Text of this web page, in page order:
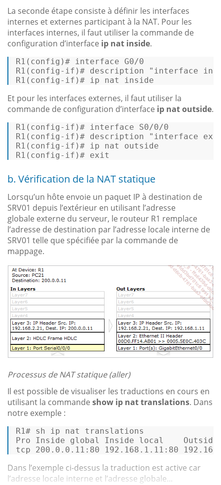
La seconde étape consiste à définir les interfaces
internes et externes participant à la NAT. Pour les
interfaces internes, il faut utiliser la commande de
configuration d’interface ip nat inside.
R1 (config)# interface G0/0
R1 (config- if )# description
"interface
R1 (config- if )# ip nat inside
Et pour les interfaces externes, il faut utiliser la
commande de configuration d’interface ip nat outside.
R1( config - if )# interface S0/0/0
R1( config - if )# description
"interface
R1( config - if )# ip nat outside
R1( config - if )# exit
b. Vérification de la NAT statique
Lorsqu’un hôte envoie un paquet IP à destination de
SRV01 depuis l’extérieur en utilisant l’adresse
globale externe du serveur, le routeur R1 remplace
l’adresse de destination par l’adresse locale interne de
SRV01 telle que spécifiée par la commande de
mappage.
Processus de NAT statique (aller)
Il est possible de visualiser les traductions en cours en
utilisant la commande show ip nat translations. Dans
notre exemple :
R1# sh ip nat translations
Pro Inside global Inside local
tcp 200.0 .0 .11 : 80 192.168 . 1.11 : 80 192.168
Dans l’exemple ci-dessus la traduction est active car
l’adresse locale interne et l’adresse globale...